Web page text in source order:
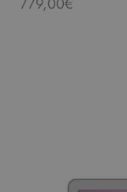
779,00€